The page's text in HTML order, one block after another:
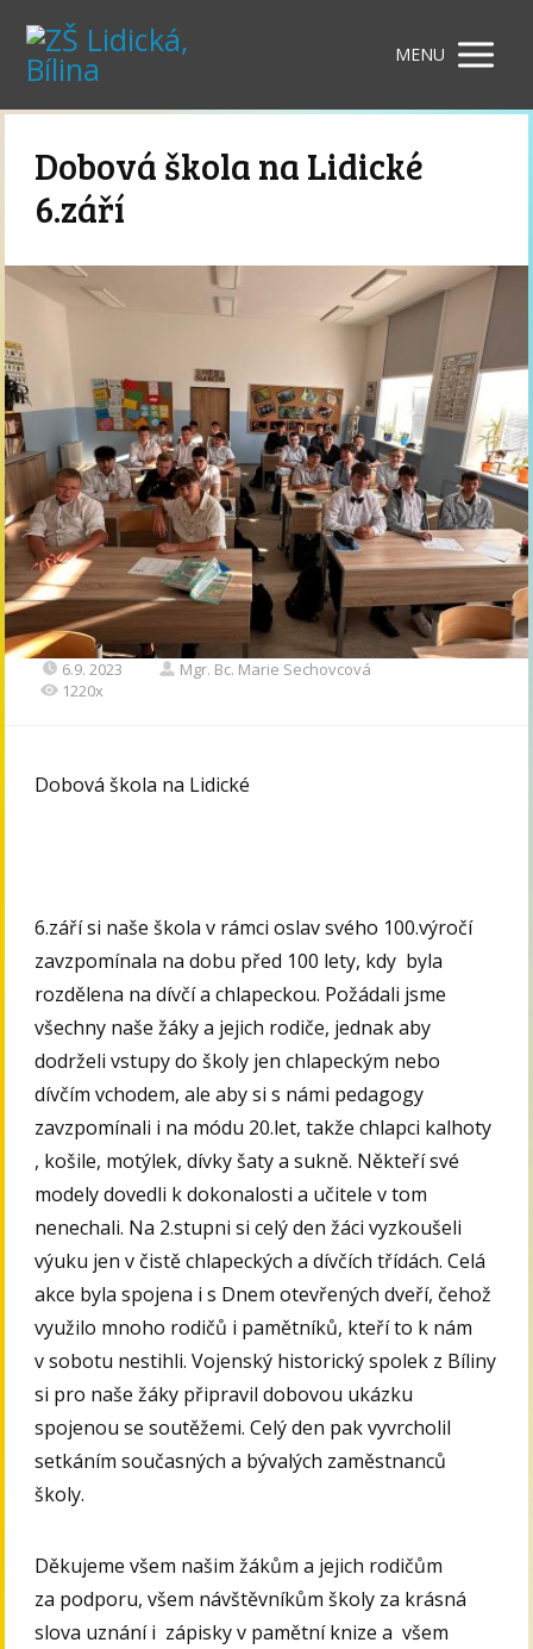
MENU
Dobová škola na Lidické
6.září
6.9. 2023
Mgr. Bc. Marie Sechovcová
1220x
Dobová škola na Lidické
6.září si naše škola v rámci oslav svého 100.výročí
zavzpomínala na dobu před 100 lety, kdy byla
rozdělena na dívčí a chlapeckou. Požádali jsme
všechny naše žáky a jejich rodiče, jednak aby
dodrželi vstupy do školy jen chlapeckým nebo
dívčím vchodem, ale aby si s námi pedagogy
zavzpomínali i na módu 20.let, takže chlapci kalhoty
, košile, motýlek, dívky šaty a sukně. Někteří své
modely dovedli k dokonalosti a učitele v tom
nenechali. Na 2.stupni si celý den žáci vyzkoušeli
výuku jen v čistě chlapeckých a dívčích třídách. Celá
akce byla spojena i s Dnem otevřených dveří, čehož
využilo mnoho rodičů i pamětníků, kteří to k nám
v sobotu nestihli. Vojenský historický spolek z Bíliny
si pro naše žáky připravil dobovou ukázku
spojenou se soutěžemi. Celý den pak vyvrcholil
setkáním současných a bývalých zaměstnanců
školy.
Děkujeme všem našim žákům a jejich rodičům
za podporu, všem návštěvníkům školy za krásná
slova uznání i zápisky v pamětní knize a všem